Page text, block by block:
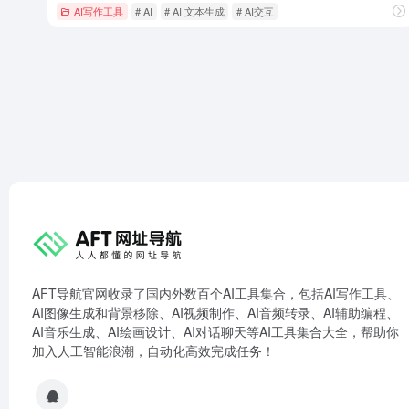
AI写作工具 # AI # AI 文本生成 # AI交互
AFT导航官网收录了国内外数百个AI工具集合，包括AI写作工具、
AI图像生成和背景移除、AI视频制作、AI音频转录、AI辅助编程、
AI音乐生成、AI绘画设计、AI对话聊天等AI工具集合大全，帮助你
加入人工智能浪潮，自动化高效完成任务！